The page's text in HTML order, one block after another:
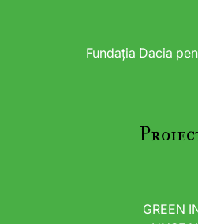
Fundația Dacia
GREEN